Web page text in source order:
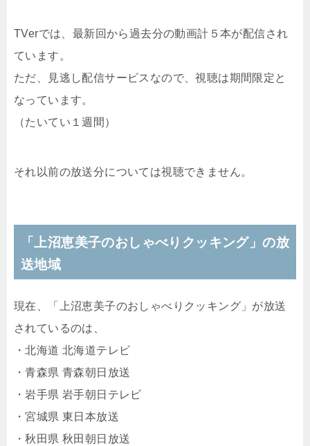
TVerでは、最新回から過去分の動画計５本が配信され
ています。
ただ、見逃し配信サービスなので、視聴は期間限定と
なっています。
（たいてい１週間）
それ以前の放送分については視聴できません。
「上沼恵美子のおしゃべりクッキング」の放
送地域
現在、「上沼恵美子のおしゃべりクッキング」が放送
されているのは、
・北海道 北海道テレビ
・青森県 青森朝日放送
・岩手県 岩手朝日テレビ
・宮城県 東日本放送
・秋田県 秋田朝日放送